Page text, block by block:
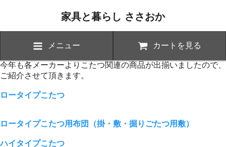
家具と暮らし ささおか
メニュー カートを見る
今年も各メーカーよりこたつ関連の商品が出揃いましたので、
ご紹介させて頂きます。
ロータイプこたつ
ロータイプこたつ用布団（掛・敷・掘りごたつ用敷）
ハイタイプこたつ